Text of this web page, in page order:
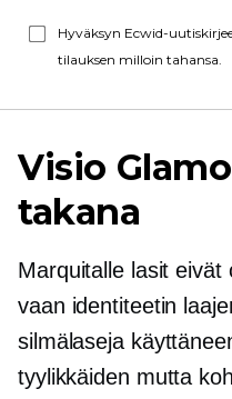
Hyväksyn Ecwid-
tilauksen milloin tahansa.
Visio
takana
Marquitalle lasit eivät
vaan identiteetin
silmälaseja
tyylikkäiden mutta